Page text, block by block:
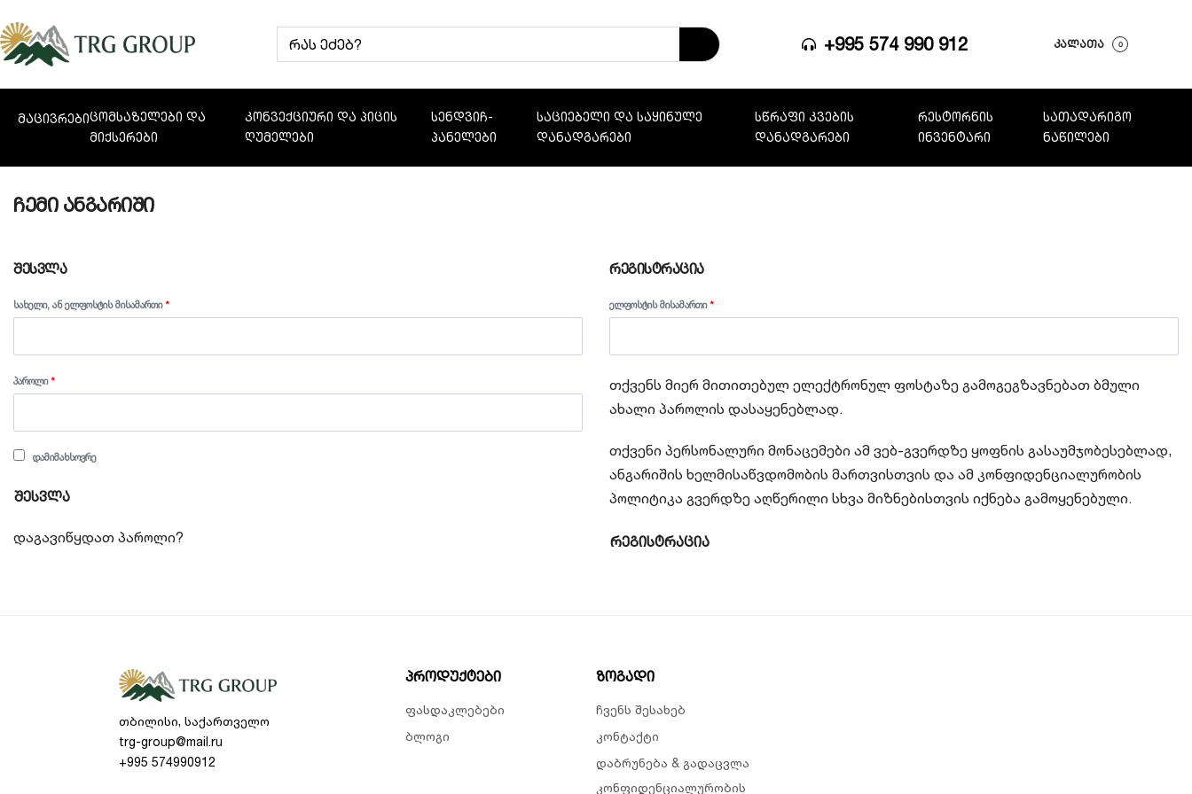
+995 574 990 912 ᲙᲐᲚᲐᲗᲐ 0
მაცივრებიცომსაზელები და
მიქსერები
კონვექციური და პიცის
ღუმელები
სენდვიჩ-
პანელები
საციებელი და საყინულე
დანადგარები
სწრაფი კვების
დანადგარები
რესტორნის
ინვენტარი
სათადარიგო
ნაწილები
ჩემი ანგარიში
ᲨᲔᲡᲕᲚᲐ
ᲡᲐᲮᲔᲚᲘ, ᲐᲜ ᲔᲚᲤᲝᲡᲢᲘᲡ ᲛᲘᲡᲐᲛᲐᲠᲗᲘ*
ᲞᲐᲠᲝᲚᲘ*
ᲓᲐᲛᲘᲛᲐᲮᲡᲝᲕᲠᲔ
შესვლა
დაგავიწყდათ პაროლი?
ᲠᲔᲒᲘᲡᲢᲠᲐᲪᲘᲐ
ᲔᲚᲤᲝᲡᲢᲘᲡ ᲛᲘᲡᲐᲛᲐᲠᲗᲘ*
თქვენს მიერ მითითებულ ელექტრონულ ფოსტაზე გამოგეგზავნებათ ბმული
ახალი პაროლის დასაყენებლად.
თქვენი პერსონალური მონაცემები ამ ვებ-გვერდზე ყოფნის გასაუმჯობესებლად,
ანგარიშის ხელმისაწვდომობის მართვისთვის და ამ კონფიდენციალურობის
პოლიტიკა გვერდზე აღწერილი სხვა მიზნებისთვის იქნება გამოყენებული.
რეგისტრაცია
თბილისი, საქართველო
trg-group@mail.ru
+995 574990912
პროდუქტები
ფასდაკლებები
ბლოგი
ზოგადი
ჩვენს შესახებ
კონტაქტი
დაბრუნება & გადაცვლა
კონფიდენციალურობის